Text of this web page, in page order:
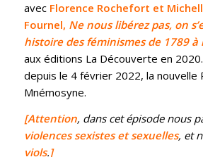
avec Florence Rochefort et
Fournel, Ne nous libérez pas, on
histoire des féminismes de 1789 à
aux éditions La Découverte en
depuis le 4 février 2022, la nouvelle
Mnémosyne.
[Attention, dans cet épisode nous
violences sexistes et sexuelles, et
viols.]